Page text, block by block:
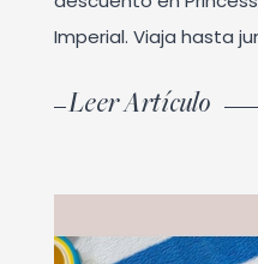
Imperial. Viaja hasta
Leer Artículo